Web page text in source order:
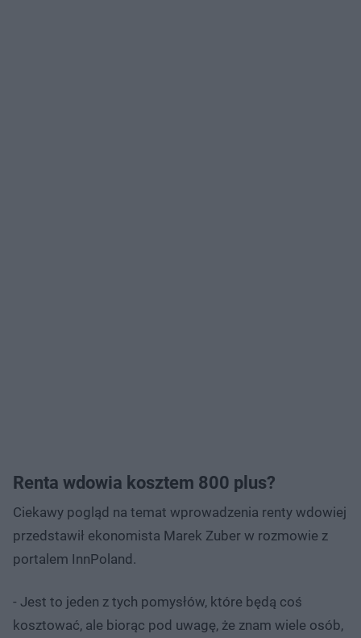
Renta wdowia kosztem 800 plus?
Ciekawy pogląd na temat wprowadzenia renty wdowiej
przedstawił ekonomista Marek Zuber w rozmowie z
portalem InnPoland.
- Jest to jeden z tych pomysłów, które będą coś
kosztować, ale biorąc pod uwagę, że znam wiele osób,